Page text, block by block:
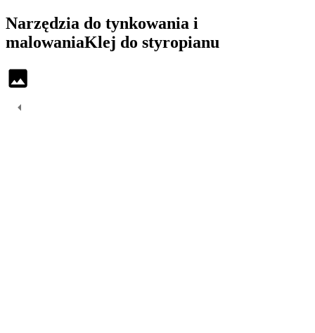
Narzędzia do tynkowania i
malowaniaKlej do styropianu